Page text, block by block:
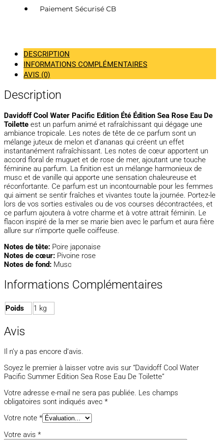
Paiement Sécurisé CB
DESCRIPTION
INFORMATIONS COMPLÉMENTAIRES
AVIS (0)
Description
Davidoff Cool Water Pacific Edition Été Édition Sea Rose Eau De
Toilette est un parfum animé et rafraîchissant qui dégage une
ambiance tropicale. Les notes de tête de ce parfum sont un
mélange juteux de melon et d’ananas qui créent un effet
instantanément rafraîchissant. Les notes de cœur apportent un
accord floral de muguet et de rose de mer, ajoutant une touche
féminine au parfum. La finition est un mélange harmonieux de
musc et de vanille qui apporte une sensation chaleureuse et
réconfortante. Ce parfum est un incontournable pour les femmes
qui aiment se sentir fraîches et vivantes toute la journée. Portez-le
lors de vos sorties estivales ou de vos courses décontractées, et
ce parfum ajoutera à votre charme et à votre attrait féminin. Le
flacon inspiré de la mer se marie bien avec le parfum et aura fière
allure sur n’importe quelle coiffeuse.
Notes de tête: Poire japonaise
Notes de cœur: Pivoine rose
Notes de fond: Musc
Informations Complémentaires
Poids 1 kg
Avis
Il n’y a pas encore d’avis.
Soyez le premier à laisser votre avis sur “Davidoff Cool Water
Pacific Summer Edition Sea Rose Eau De Toilette”
Votre adresse e-mail ne sera pas publiée. Les champs
obligatoires sont indiqués avec *
Votre note *
Votre avis *